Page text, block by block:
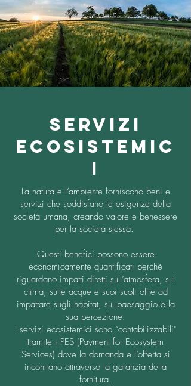
SERVIZI
ECOSISTEMIC
I
La natura e l’ambiente forniscono beni e
servizi che soddisfano le esigenze della
società umana, creando valore e benessere
per la società stessa.
Questi benefici possono essere
economicamente quantificati perchè
riguardano impatti diretti sull’atmosfera, sul
clima, sulle acque e suoi suoli oltre ad
impattare sugli habitat, sul paesaggio e la
sua percezione.
I servizi ecosistemici sono “contabilizzabili"
tramite i PES (Payment for Ecosystem
Services) dove la domanda e l’offerta si
incontrano attraverso la garanzia della
fornitura.